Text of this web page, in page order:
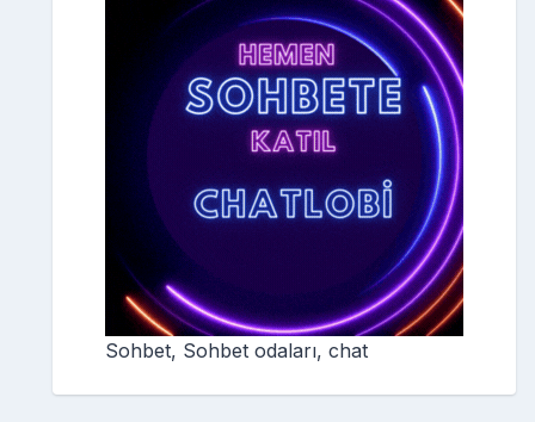
Sohbet, Sohbet odaları, chat